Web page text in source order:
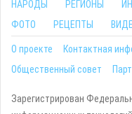
НАРОДЫ РЕГИОНЫ
ФОТО
РЕЦЕПТЫ
О проекте Контактная
Общественный совет
Зарегистрирован